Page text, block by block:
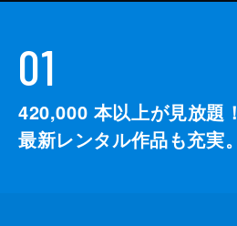
01
420,000 本以上が見放題！
最新レンタル作品も充実。